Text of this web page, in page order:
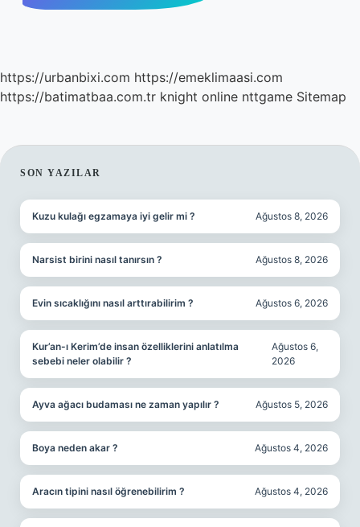
https://urbanbixi.com https://emeklimaasi.com
https://batimatbaa.com.tr knight online nttgame Sitemap
SIDEBAR
SON YAZILAR
Kuzu kulağı egzamaya iyi gelir mi ? Ağustos 8, 2026
Narsist birini nasıl tanırsın ? Ağustos 8, 2026
Evin sıcaklığını nasıl arttırabilirim ? Ağustos 6, 2026
Kur’an-ı Kerim’de insan özelliklerini anlatılma
sebebi neler olabilir ?
Ağustos 6,
2026
Ayva ağacı budaması ne zaman yapılır ? Ağustos 5, 2026
Boya neden akar ? Ağustos 4, 2026
Aracın tipini nasıl öğrenebilirim ? Ağustos 4, 2026